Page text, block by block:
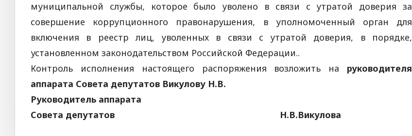
муниципальной службы, которое было уволено в связи с утратой доверия за
совершение коррупционного правонарушения, в уполномоченный орган для
включения в реестр лиц, уволенных в связи с утратой доверия, в порядке,
установленном законодательством Российской Федерации..
Контроль исполнения настоящего распоряжения возложить на руководителя
аппарата Совета депутатов Викулову Н.В.
Руководитель аппарата
Совета депутатов Н.В.Викулова